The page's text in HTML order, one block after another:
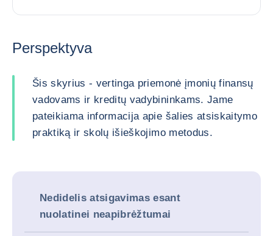
Perspektyva
Šis skyrius - vertinga priemonė įmonių finansų
vadovams ir kreditų vadybininkams. Jame
pateikiama informacija apie šalies atsiskaitymo
praktiką ir skolų išieškojimo metodus.
Nedidelis atsigavimas esant
nuolatinei neapibrėžtumai